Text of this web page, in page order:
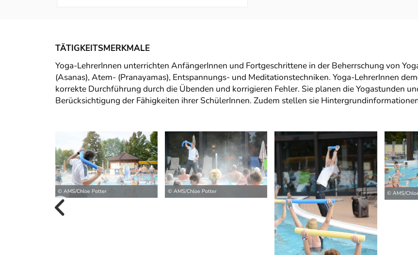
TÄTIGKEITSMERKMALE
Yoga-LehrerInnen unterrichten AnfängerInnen und Fortgeschrittene in der Beherrschung von
(Asanas), Atem- (Pranayamas), Entspannungs- und Meditationstechniken. Yoga-LehrerInnen
korrekte Durchführung durch die Übenden und korrigieren Fehler. Sie planen die Yogastunden
Berücksichtigung der Fähigkeiten ihrer SchülerInnen. Zudem stellen sie
© AMS/Chloe Potter © AMS/Chloe Potter © AMS/
vorherige Bilder